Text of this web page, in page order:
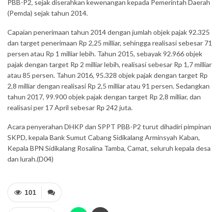
PBB-P2, sejak diserahkan kewenangan kepada Pemerintah Daerah
(Pemda) sejak tahun 2014.
Capaian penerimaan tahun 2014 dengan jumlah objek pajak 92.325
dan target penerimaan Rp 2,25 milliar, sehingga realisasi sebesar 71
persen atau Rp 1 milliar lebih. Tahun 2015, sebayak 92.966 objek
pajak dengan target Rp 2 milliar lebih, realisasi sebesar Rp 1,7 milliar
atau 85 persen. Tahun 2016, 95.328 objek pajak dengan target Rp
2,8 milliar dengan realisasi Rp 2,5 milliar atau 91 persen. Sedangkan
tahun 2017, 99.900 objek pajak dengan target Rp 2,8 milliar, dan
realisasi per 17 April sebesar Rp 242 juta.
Acara penyerahan DHKP dan SPPT PBB-P2 turut dihadiri pimpinan
SKPD, kepala Bank Sumut Cabang Sidikalang Arminsyah Kaban,
Kepala BPN Sidikalang Rosalina Tamba, Camat, seluruh kepala desa
dan lurah.(D04)
101